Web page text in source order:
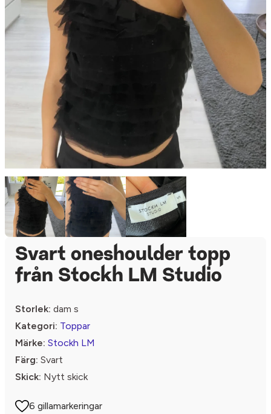
Svart oneshoulder topp
från Stockh LM Studio
Storlek: dam s
Kategori: Toppar
Märke: Stockh LM
Färg: Svart
Skick: Nytt skick
6 gillamarkeringar